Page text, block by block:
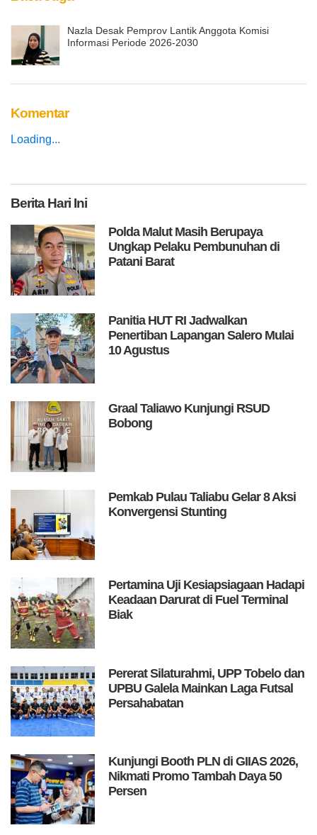
Nazla Desak Pemprov Lantik Anggota Komisi
Informasi Periode 2026-2030
Komentar
Loading...
BeritaHari Ini
Polda Malut Masih Berupaya
Ungkap Pelaku Pembunuhan di
Patani Barat
Panitia HUT RI Jadwalkan
Penertiban Lapangan Salero Mulai
10 Agustus
Graal Taliawo Kunjungi RSUD
Bobong
Pemkab Pulau Taliabu Gelar 8 Aksi
Konvergensi Stunting
Pertamina Uji Kesiapsiagaan Hadapi
Keadaan Darurat di Fuel Terminal
Biak
Pererat Silaturahmi, UPP Tobelo dan
UPBU Galela Mainkan Laga Futsal
Persahabatan
Kunjungi Booth PLN di GIIAS 2026,
Nikmati Promo Tambah Daya 50
Persen